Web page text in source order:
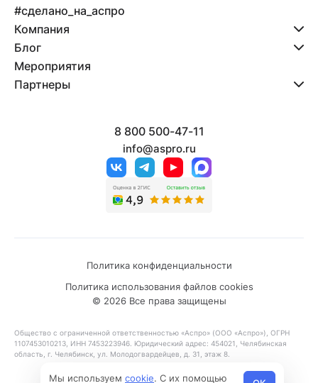
#сделано_на_аспро
Компания
Блог
Мероприятия
Партнеры
8 800 500-47-11
info@aspro.ru
© 2026 Все права защищены
Политика конфиденциальности
Политика использования файлов cookies
Общество с ограниченной ответственностью «Аспро» (ООО «Аспро»), ОГРН
1107453010213, ИНН 7453223946. Юридический адрес: 454021, Челябинская
область, г. Челябинск, ул. Молодогвардейцев, д. 31, этаж 8.
Мы используем cookie. С их помощью